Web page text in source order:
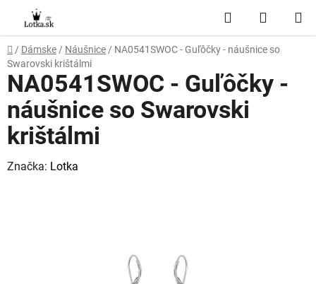
obsah
Hľadať
KOŠÍK
Domov
/ Dámske / Náušnice / NA0541SWOC - Guľôčky - náušnice so
Swarovski krištálmi
NA0541SWOC - Guľôčky -
náušnice so Swarovski
krištálmi
Značka: Lotka